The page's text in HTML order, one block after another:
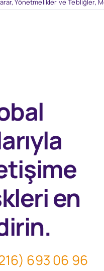
Yönetmelikler ve Tebliğler,
en
693 06 96